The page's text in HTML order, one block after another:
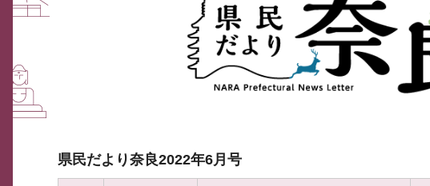
県民だより奈良2022年6月号